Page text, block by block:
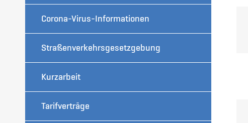
Corona-Virus-Informationen
Straßenverkehrsgesetzgebung
Kurzarbeit
Tarifverträge